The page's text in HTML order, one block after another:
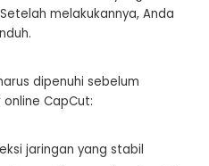
melakukannya, Anda
dipenuhi sebelum
CapCut:
jaringan yang stabil